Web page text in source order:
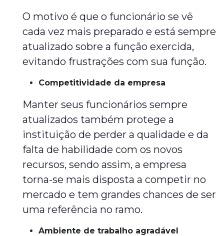
O motivo é que o funcionário se vê
cada vez mais preparado e está sempre
atualizado sobre a função exercida,
evitando frustrações com sua função.
Competitividade da empresa
Manter seus funcionários sempre
atualizados também protege a
instituição de perder a qualidade e da
falta de habilidade com os novos
recursos, sendo assim, a empresa
torna-se mais disposta a competir no
mercado e tem grandes chances de ser
uma referência no ramo.
Ambiente de trabalho agradável